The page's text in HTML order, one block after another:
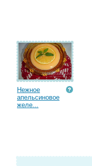
Нежное
апельсиновое
желе...